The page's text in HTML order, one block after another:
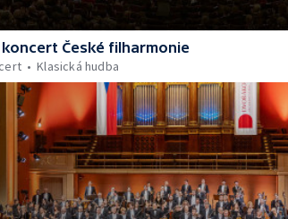
České filharmonie
Klasická hudba